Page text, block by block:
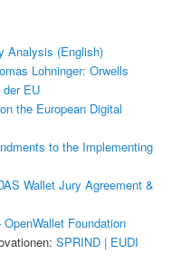
Analysis (English)
Lohninger: Orwells
EU
the European Digital
to the Implementing
Wallet Jury Agreement &
Foundation
SPRIND | EUDI